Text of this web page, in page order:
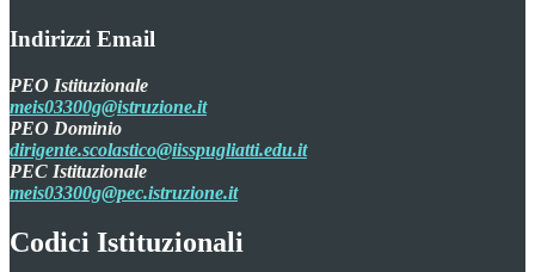
Indirizzi Email
PEO Istituzionale
meis03300g@istruzione.it
PEO Dominio
dirigente.scolastico@iisspugliatti.edu.it
PEC Istituzionale
meis03300g@pec.istruzione.it
Codici Istituzionali